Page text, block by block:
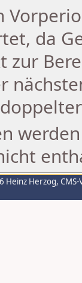
da
zur
Heinz Herzog,